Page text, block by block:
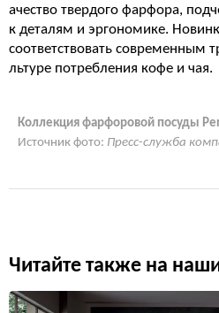
ачество твердого фарфора,
к деталям и эргономике.
соответствовать современным
льтуре потребления кофе и чая.
Коллекция фарфоровой посуды
Источник фото: Пресс-служба
Читайте также на